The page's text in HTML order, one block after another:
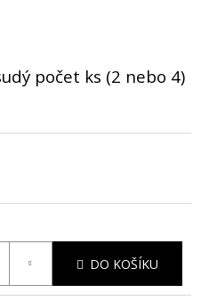
počet ks (2 nebo 4)
DO KOŠÍKU